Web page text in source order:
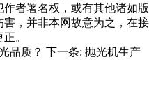
者署名权，或有其他诸如版
，并非本网故意为之，在接
。
品质？ 下一条: 抛光机生产